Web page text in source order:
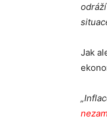
Jak